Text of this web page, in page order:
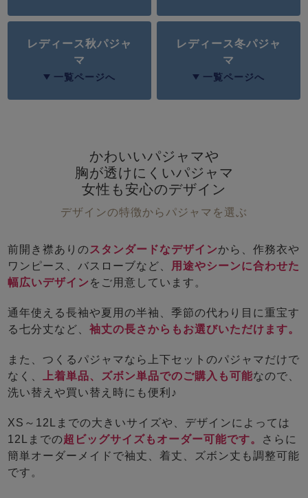
レディース秋パジャ
マ
一覧ページへ
レディース冬パジャ
マ
一覧ページへ
かわいいパジャマや
胸が透けにくいパジャマ
女性も安心のデザイン
デザインの特徴からパジャマを選ぶ
前開き襟ありのスタンダードなデザインから、作務衣や
ワンピース、バスローブなど、
用途やシーンに合わせた
幅広いデザイン をご用意しています。
通年使える長袖や夏用の半袖、季節の代わり目に重宝す
る七分丈など、袖丈の長さからもお選びいただけます。
また、つくるパジャマなら上下セットのパジャマだけで
なく、
上着単品、ズボン単品でのご購入も可能なので、
洗い替えや買い替え時にも便利♪
XS～12Lまでの大きいサイズや、デザインによっては
12Lまでの超ビッグサイズもオーダー可能です。
さらに
簡単オーダーメイドで袖丈、着丈、ズボン丈も調整可能
です。